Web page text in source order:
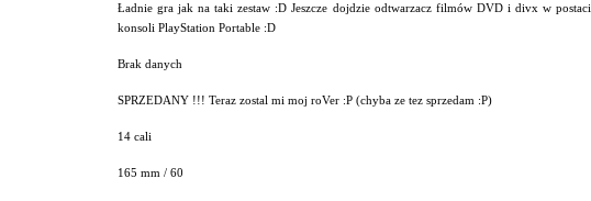
Ładnie gra jak na taki zestaw :D Jeszcze dojdzie odtwarzacz filmów DVD i divx w postaci
konsoli PlayStation Portable :D
Brak danych
SPRZEDANY !!! Teraz zostal mi moj roVer :P (chyba ze tez sprzedam :P)
14 cali
165 mm / 60